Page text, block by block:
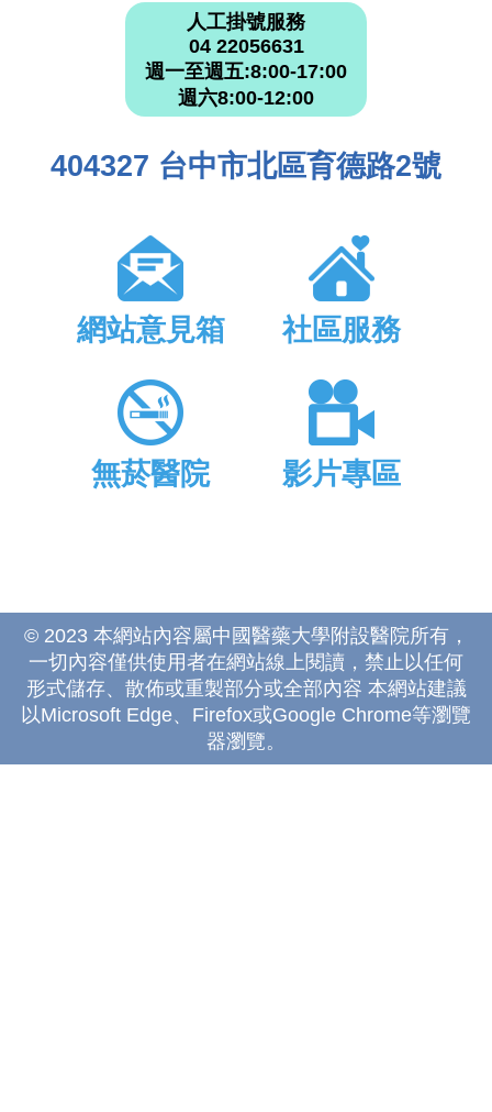
人工掛號服務
04 22056631
週一至週五:8:00-17:00
週六8:00-12:00
404327 台中市北區育德路2號
網站意見箱 社區服務
無菸醫院 影片專區
© 2023 本網站內容屬中國醫藥大學附設醫院所有，
一切內容僅供使用者在網站線上閱讀，禁止以任何
形式儲存、散佈或重製部分或全部內容 本網站建議
以Microsoft Edge、Firefox或Google Chrome等瀏覽
器瀏覽。